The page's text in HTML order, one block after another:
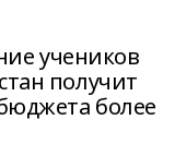
учеников
получит
более